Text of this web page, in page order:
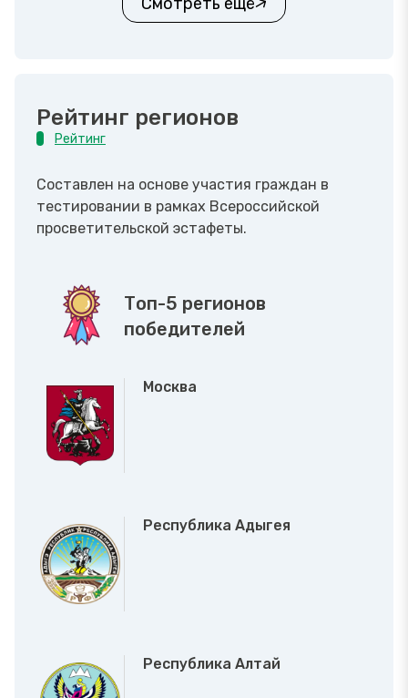
Рейтинг регионов
Рейтинг
Составлен на основе участия граждан в
тестировании в рамках Всероссийской
просветительской эстафеты.
Топ-5 регионов
победителей
Москва
Республика Адыгея
Республика Алтай